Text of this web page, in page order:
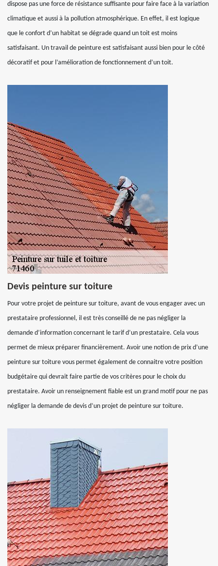
dispose pas une force de résistance suffisante pour faire face à la variation
climatique et aussi à la pollution atmosphérique. En effet, il est logique
que le confort d’un habitat se dégrade quand un toit est moins
satisfaisant. Un travail de peinture est satisfaisant aussi bien pour le côté
décoratif et pour l’amélioration de fonctionnement d’un toit.
Devis peinture sur toiture
Pour votre projet de peinture sur toiture, avant de vous engager avec un
prestataire professionnel, il est très conseillé de ne pas négliger la
demande d’information concernant le tarif d’un prestataire. Cela vous
permet de mieux préparer financièrement. Avoir une notion de prix d’une
peinture sur toiture vous permet également de connaitre votre position
budgétaire qui devrait faire partie de vos critères pour le choix du
prestataire. Avoir un renseignement fiable est un grand motif pour ne pas
négliger la demande de devis d’un projet de peinture sur toiture.